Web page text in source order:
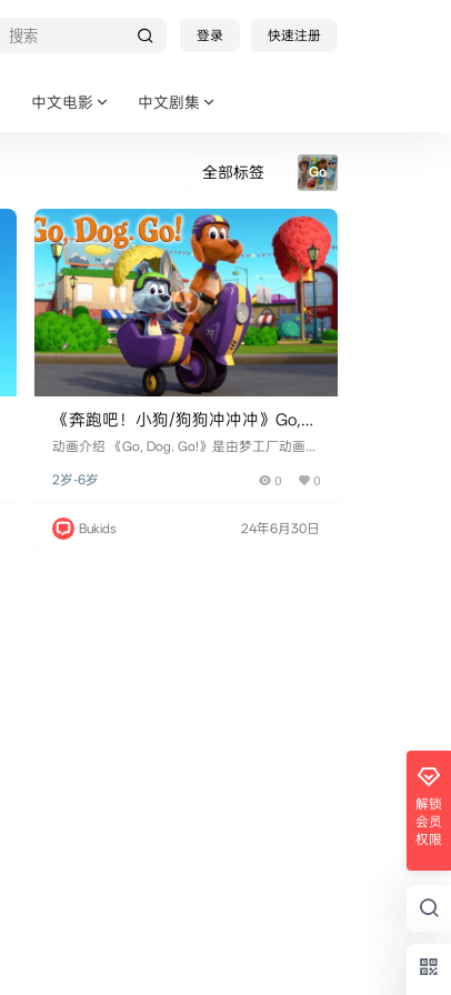
登录 快速注册
中文电影 中文剧集
全部标签 Go
《奔跑吧！小狗/狗狗冲冲冲》Go,
Dog. Go!英文版 第一季 [全9集]
​​动画介绍​​ 《Go, Dog. Go!》是由​​梦工厂动画电
与​​WildBrain工作室​​联合制作的学龄前冒险动
作改编自​​P.D. Eastman​​于1961年出版的经典启
蒙绘本，以狗狗城市"​​爪斯顿（Pawston）​​"为
2岁-6岁 0 0
Bukids 24年6月30日
解锁
会员
权限